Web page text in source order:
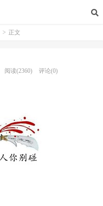
> 正文
阅读(2360) 评论(0)